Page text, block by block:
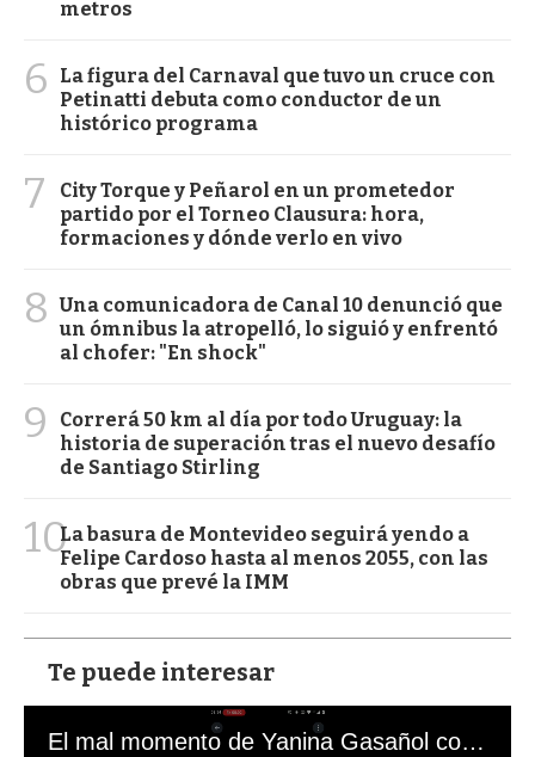
metros
6
La figura del Carnaval que tuvo un cruce con
Petinatti debuta como conductor de un
histórico programa
7
City Torque y Peñarol en un prometedor
partido por el Torneo Clausura: hora,
formaciones y dónde verlo en vivo
8 Una comunicadora de Canal 10 denunció que
un ómnibus la atropelló, lo siguió y enfrentó
al chofer: "En shock"
9
Correrá 50 km al día por todo Uruguay: la
historia de superación tras el nuevo desafío
de Santiago Stirling
10La basura de Montevideo seguirá yendo a
Felipe Cardoso hasta al menos 2055, con las
obras que prevé la IMM
Te puede interesar
El mal momento de Yanina Gasañol con un hincha argentino en "Subrayado"